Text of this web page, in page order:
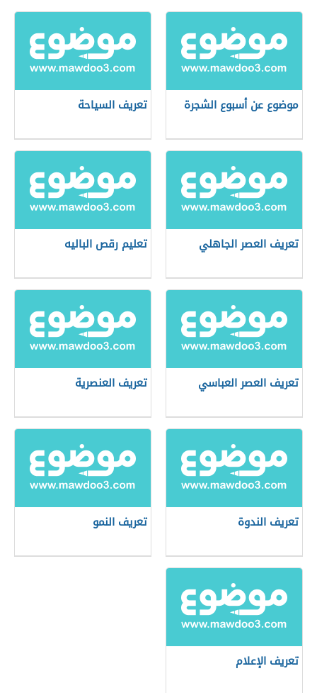
موضوع عن أسبوع الشجرة تعريف السياحة
تعريف العصر الجاهلي تعليم رقص الباليه
تعريف العصر العباسي تعريف العنصرية
تعريف الندوة تعريف النمو
تعريف الإعلام